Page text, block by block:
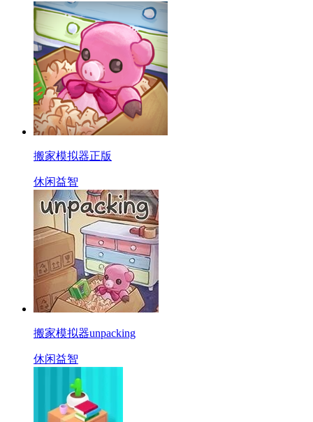
搬家模拟器正版
休闲益智
搬家模拟器unpacking
休闲益智